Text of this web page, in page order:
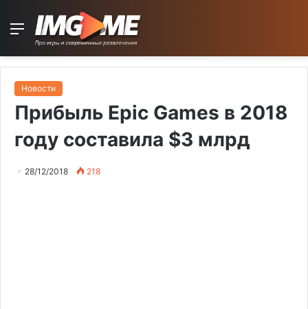
Menu
Новости
Прибыль Epic Games в 2018
году составила $3 млрд
28/12/2018 218